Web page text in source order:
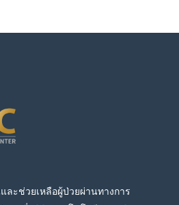
ะช่วยเหลือผู้ป่วยผ่านทางการ